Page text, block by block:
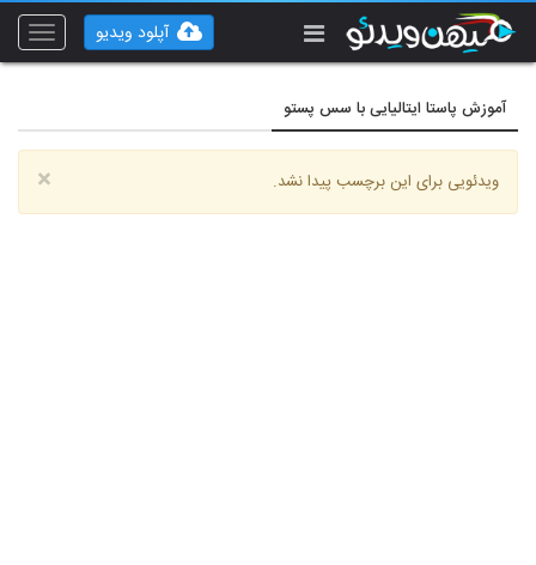
Toggle
آپلود ویدیو
آموزش پاستا ایتالیایی با سس پستو
× ویدئویی برای این برچسب پیدا نشد.